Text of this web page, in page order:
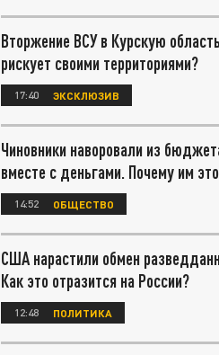
Вторжение ВСУ в Курскую
рискует своими территориями?
17:40 ЭКСКЛЮЗИВ
Чиновники наворовали из
вместе с деньгами. Почему им
14:52 ОБЩЕСТВО
США нарастили обмен
Как это отразится на России?
12:48 ПОЛИТИКА